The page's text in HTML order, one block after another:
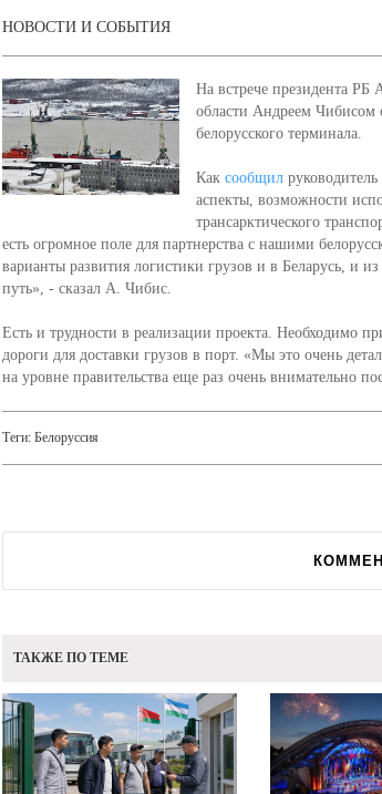
НОВОСТИ И СОБЫТИЯ
На встрече президента РБ
области Андреем Чибисом
белорусского терминала.
Как сообщилруководитель
аспекты, возможности
трансарктического
есть огромное поле для партнерства с нашими
варианты развития логистики грузов и в Беларусь, и
путь», - сказал А. Чибис.
Есть и трудности в реализации проекта. Необходимо
дороги для доставки грузов в порт. «Мы это очень
на уровне правительства еще раз очень внимательно
Теги: Белоруссия
ТАКЖЕ ПО ТЕМЕ